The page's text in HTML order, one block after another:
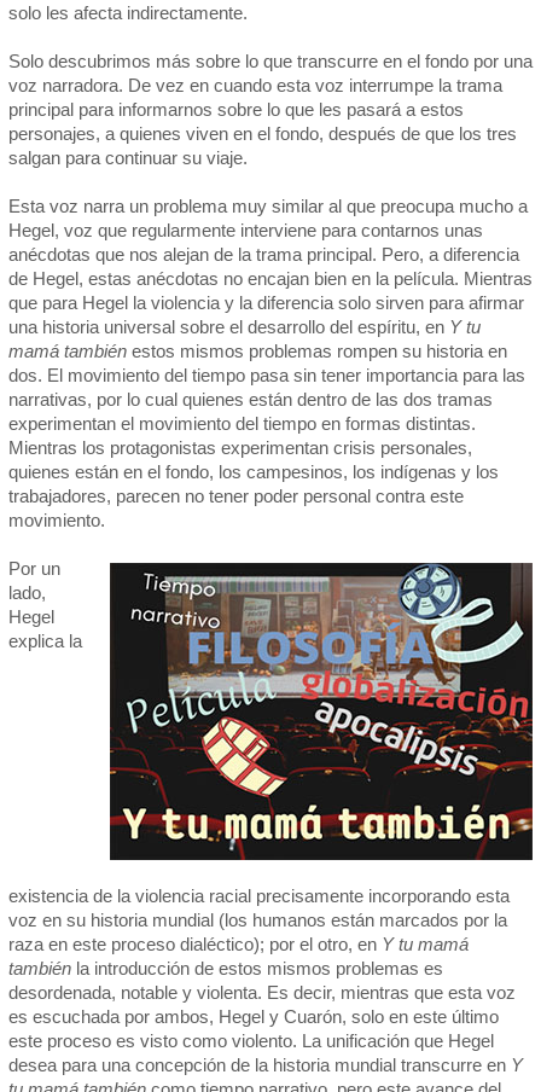
solo les afecta indirectamente.
Solo descubrimos más sobre lo que transcurre en el fondo por una
voz narradora. De vez en cuando esta voz interrumpe la trama
principal para informarnos sobre lo que les pasará a estos
personajes, a quienes viven en el fondo, después de que los tres
salgan para continuar su viaje.
Esta voz narra un problema muy similar al que preocupa mucho a
Hegel, voz que regularmente interviene para contarnos unas
anécdotas que nos alejan de la trama principal. Pero, a diferencia
de Hegel, estas anécdotas no encajan bien en la película. Mientras
que para Hegel la violencia y la diferencia solo sirven para afirmar
una historia universal sobre el desarrollo del espíritu, en Y tu
mamá también estos mismos problemas rompen su historia en
dos. El movimiento del tiempo pasa sin tener importancia para las
narrativas, por lo cual quienes están dentro de las dos tramas
experimentan el movimiento del tiempo en formas distintas.
Mientras los protagonistas experimentan crisis personales,
quienes están en el fondo, los campesinos, los indígenas y los
trabajadores, parecen no tener poder personal contra este
movimiento.
Por un
lado,
Hegel
explica la
existencia de la violencia racial precisamente incorporando esta
voz en su historia mundial (los humanos están marcados por la
raza en este proceso dialéctico); por el otro, en Y tu mamá
también la introducción de estos mismos problemas es
desordenada, notable y violenta. Es decir, mientras que esta voz
es escuchada por ambos, Hegel y Cuarón, solo en este último
este proceso es visto como violento. La unificación que Hegel
desea para una concepción de la historia mundial transcurre en Y